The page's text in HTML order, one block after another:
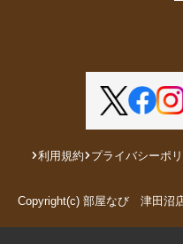
利用規約 プライバシーポ
Copyright(c) 部屋なび 津田沼